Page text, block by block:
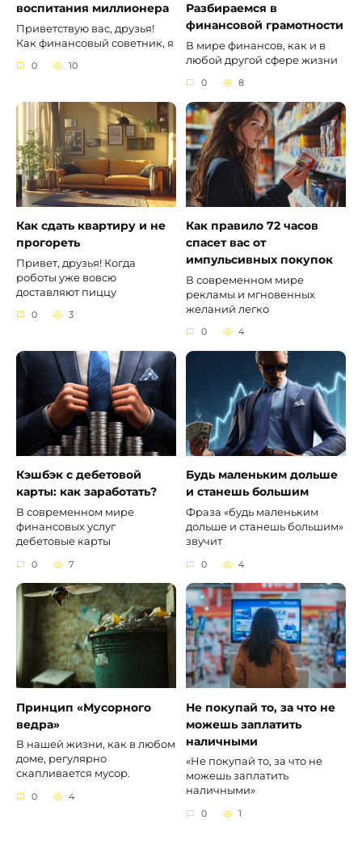
воспитания миллионера
Приветствую вас, друзья!
Как финансовый советник, я
0 10
Разбираемся в
финансовой грамотности
В мире финансов, как и в
любой другой сфере жизни
0 8
Как сдать квартиру и не
прогореть
Привет, друзья! Когда
роботы уже вовсю
доставляют пиццу
0 3
Как правило 72 часов
спасет вас от
импульсивных покупок
В современном мире
рекламы и мгновенных
желаний легко
0 4
Кэшбэк с дебетовой
карты: как заработать?
В современном мире
финансовых услуг
дебетовые карты
0 7
Будь маленьким дольше
и станешь большим
Фраза «будь маленьким
дольше и станешь большим»
звучит
0 4
Принцип «Мусорного
ведра»
В нашей жизни, как в любом
доме, регулярно
скапливается мусор.
0 4
Не покупай то, за что не
можешь заплатить
наличными
«Не покупай то, за что не
можешь заплатить
наличными»
0 1